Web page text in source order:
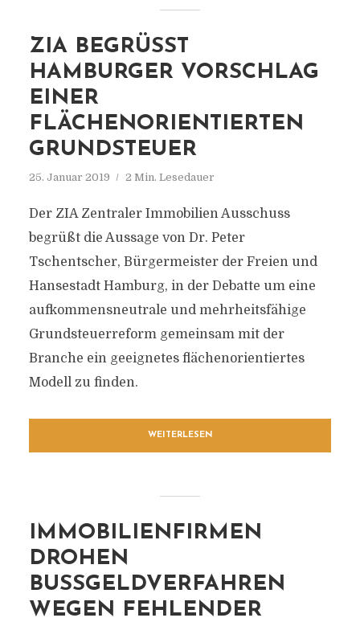
ZIA BEGRÜSST H
AMBURGER VORSCHLAG E
INER F
LÄCHENORIENTIERTEN G
RUNDSTEUER
25. Januar 2019 2 Min. Lesedauer
Der ZIA Zentraler Immobilien Ausschuss
begrüßt die Aussage von Dr. Peter
Tschentscher, Bürgermeister der Freien und
Hansestadt Hamburg, in der Debatte um eine
aufkommensneutrale und mehrheitsfähige
Grundsteuerreform gemeinsam mit der
Branche ein geeignetes flächenorientiertes
Modell zu finden.
WEITERLESEN
IMMOBILIENFIRMEN
DROHEN
BUSSGELDVERFAHREN W
EGEN FEHLENDER A